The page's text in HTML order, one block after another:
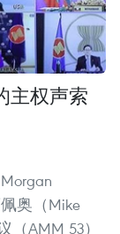
主权声索
奥（Mike
AMM 53）